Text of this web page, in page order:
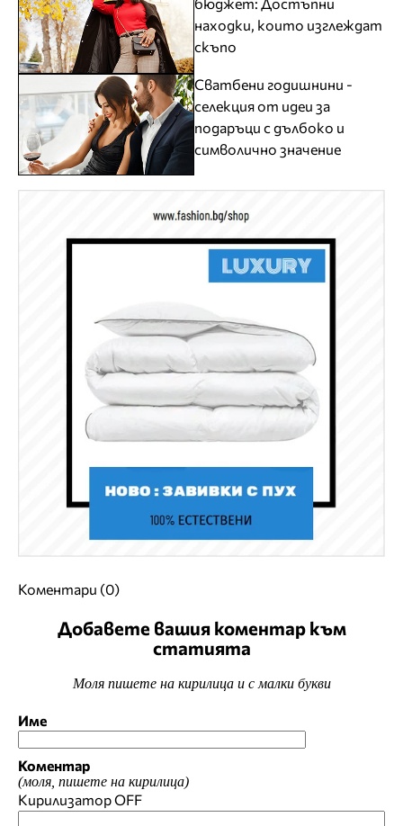
находки, които изглеждат
скъпо
Сватбени годишнини -
селекция от идеи за
подаръци с дълбоко и
символично значение
Коментари (0)
Добавете вашия коментар към
статията
Моля пишете на кирилица и с малки букви
Име
Коментар
(моля, пишете на кирилица)
КирилизаторOFF